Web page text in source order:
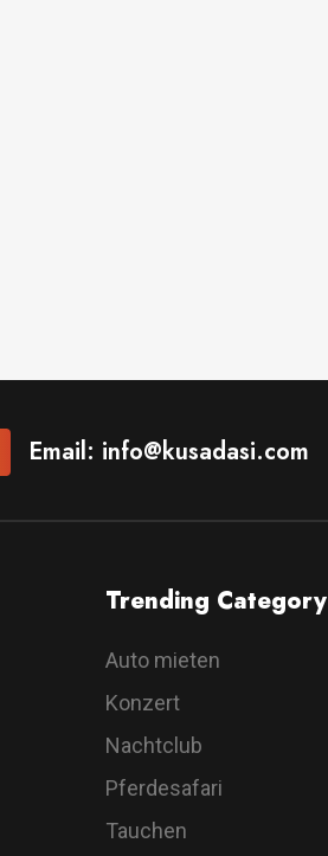
Email: info@kusadasi.com
Trending Category
Auto mieten
Konzert
Nachtclub
Pferdesafari
Tauchen